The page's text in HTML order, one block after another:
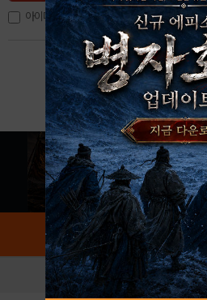
아이디, 이메일 저장
아이디 / 비밀번호 찾기
로그인 PC버전